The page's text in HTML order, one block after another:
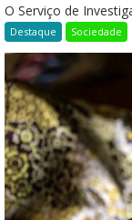
O Serviço de
Destaque Sociedade